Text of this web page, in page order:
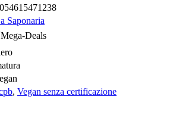
Saponaria
Deals
, Vegan senza certificazione